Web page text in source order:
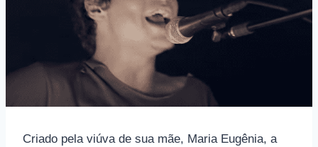
Criado pela viúva de sua mãe, Maria Eugênia, a